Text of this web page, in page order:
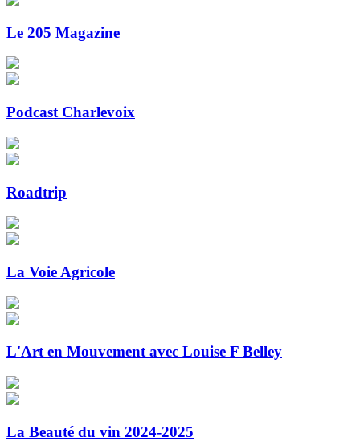
Le 205 Magazine
Podcast Charlevoix
Roadtrip
La Voie Agricole
L'Art en Mouvement avec Louise F Belley
La Beauté du vin 2024-2025